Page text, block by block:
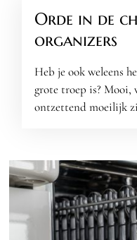
Orde in de
organizers
Heb je ook weleens
grote troep is?
ontzettend moeilijk